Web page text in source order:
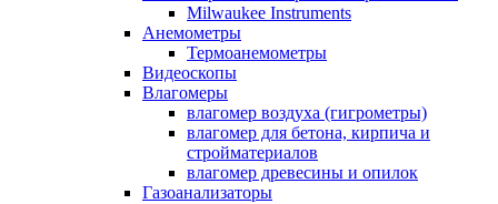
Milwaukee Instruments
Анемометры
Термоанемометры
Видеоскопы
Влагомеры
влагомер воздуха (гигрометры)
влагомер для бетона, кирпича и
стройматериалов
влагомер древесины и опилок
Газоанализаторы